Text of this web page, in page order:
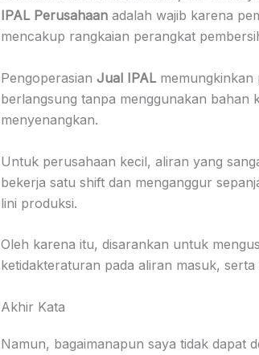
IPAL Perusahaanadalah wajib karena
mencakup rangkaian perangkat
Pengoperasian Jual IPAL memungkinkan
berlangsung tanpa menggunakan bahan
menyenangkan.
Untuk perusahaan kecil, aliran yang
bekerja satu shift dan menganggur
lini produksi.
Oleh karena itu, disarankan untuk
ketidakteraturan pada aliran masuk,
Akhir Kata
Namun, bagaimanapun saya tidak dapat